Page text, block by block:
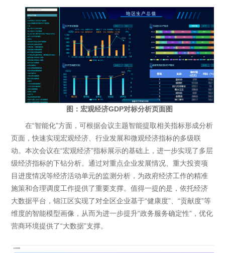
图：宏观经济GDP对标分析页面图
在“智能化”方面，可根据会议主题智能提取相关指标形成分析
页面，快速实现宏观经济、行业发展和微观经济指标的多级联
动。本次会议在“宏观经济”指标展示的基础上，进一步实现了多层
级经济指标的下钻分析。通过对重点企业发展情况、重大投资项
目进度情况等经济活动单元的监测分析，为政府经济工作的精准
施策和合理调度工作提供了重要支撑。值得一提的是，依托经济
大数据平台，锦江区实现了对全区企业基于“健康度”、“贡献度”等
维度的智能模型画像，从而为进一步提升“政务服务确定性”，优化
营商环境提供了“大数据”支撑。